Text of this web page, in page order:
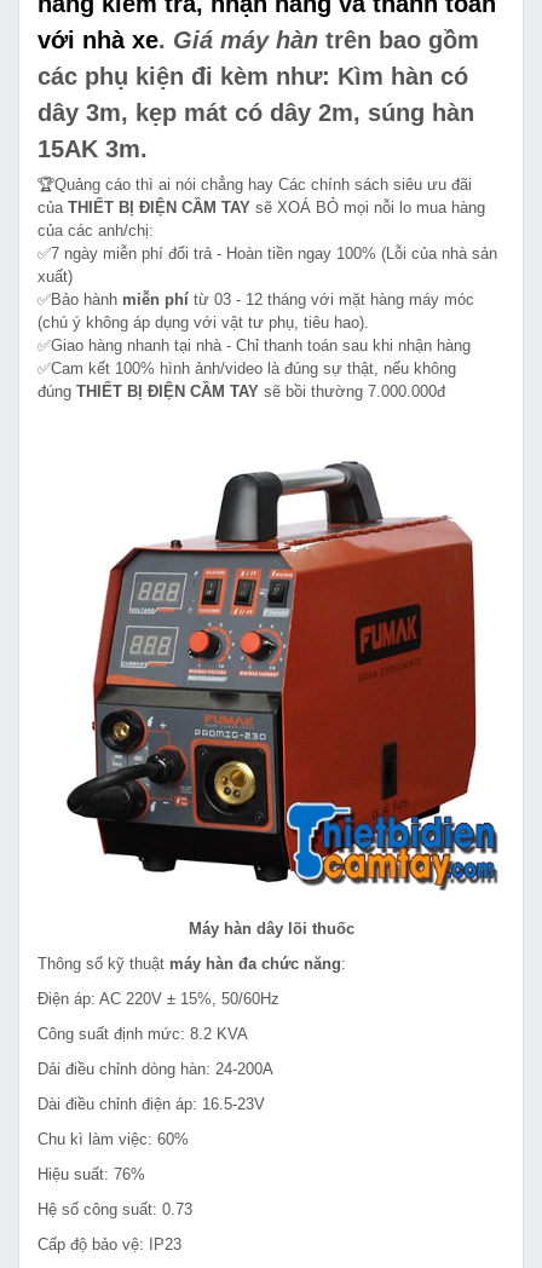
với nhà xe. Giá máy hàn trên bao gồm
các phụ kiện đi kèm như: Kìm hàn có
dây 3m, kẹp mát có dây 2m, súng hàn
15AK 3m.
🏆Quảng cáo thì ai nói chẳng hay Các chính sách siêu ưu đãi
của THIẾT BỊ ĐIỆN CẦM TAY sẽ XOÁ BỎ mọi nỗi lo mua hàng
của các anh/chị:
✅7 ngày miễn phí đổi trả - Hoàn tiền ngay 100% (Lỗi của nhà sản
xuất)
✅Bảo hành miễn phí từ 03 - 12 tháng với mặt hàng máy móc
(chú ý không áp dụng với vật tư phụ, tiêu hao).
✅Giao hàng nhanh tại nhà - Chỉ thanh toán sau khi nhận hàng
✅Cam kết 100% hình ảnh/video là đúng sự thật, nếu không
đúng THIẾT BỊ ĐIỆN CẦM TAY sẽ bồi thường 7.000.000đ
Máy hàn dây lõi thuốc
Thông số kỹ thuật máy hàn đa chức năng:
Điện áp: AC 220V ± 15%, 50/60Hz
Công suất định mức: 8.2 KVA
Dải điều chỉnh dòng hàn: 24-200A
Dài điều chỉnh điện áp: 16.5-23V
Chu kì làm việc: 60%
Hiệu suất: 76%
Hệ số công suất: 0.73
Cấp độ bảo vệ: IP23